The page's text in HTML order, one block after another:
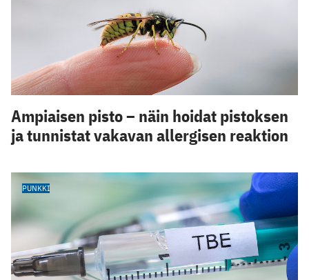
Ampiaisen pisto – näin hoidat pistoksen
ja tunnistat vakavan allergisen reaktion
PUNKKI